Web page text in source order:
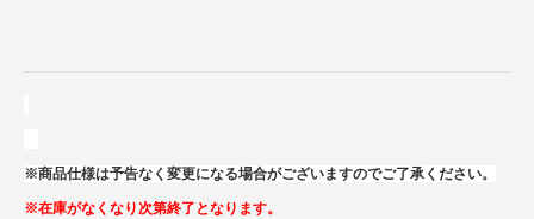
※商品仕様は予告なく変更になる場合がございますのでご了承ください。
※在庫がなくなり次第終了となります。